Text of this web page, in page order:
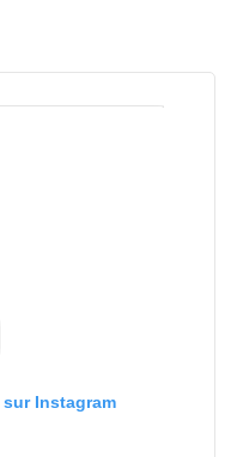
Instagram